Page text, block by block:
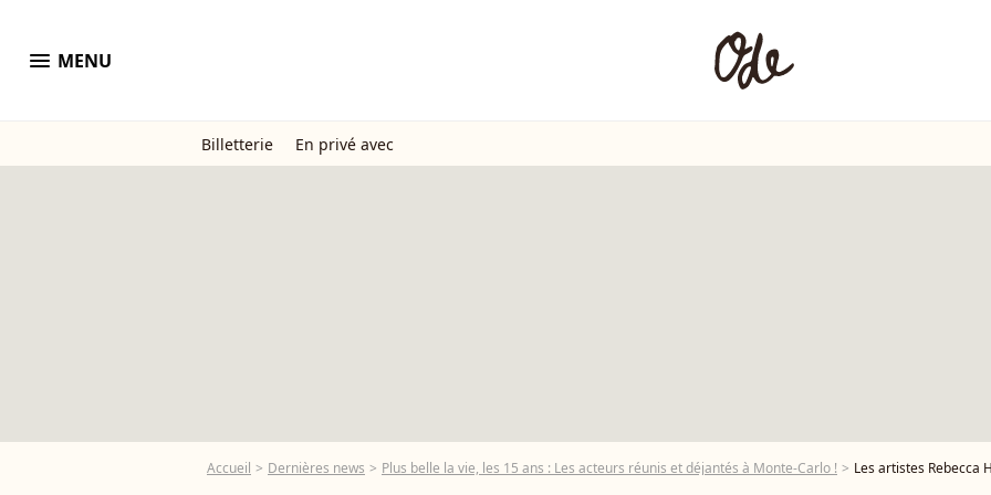
menu MENU
Billetterie En privé avec
Accueil Dernières news Plus belle la vie, les 15 ans : Les acteurs réunis et déjantés à Monte-Carlo ! Les artistes Rebecca Hampton, Pierre Martot, Pauline Bression, Marwan Berreni, Fabienne Carat,